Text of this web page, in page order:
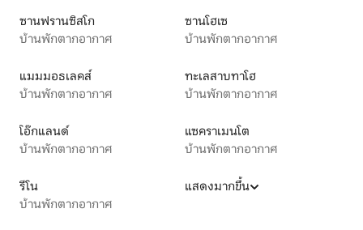
ซานฟรานซิสโก
บ้านพักตากอากาศ
ซานโฮเซ
บ้านพักตากอากาศ
แมมมอธเลคส์
บ้านพักตากอากาศ
ทะเลสาบทาโฮ
บ้านพักตากอากาศ
โอ๊กแลนด์
บ้านพักตากอากาศ
แซคราเมนโต
บ้านพักตากอากาศ
รีโน
บ้านพักตากอากาศ
แสดงมากขึ้น